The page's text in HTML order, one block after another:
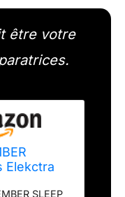
être votre
Elekctra
SLEEP